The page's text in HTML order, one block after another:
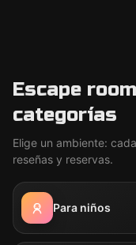
Escape
categorías
Elige un ambiente:
reseñas y reservas.
Para niños